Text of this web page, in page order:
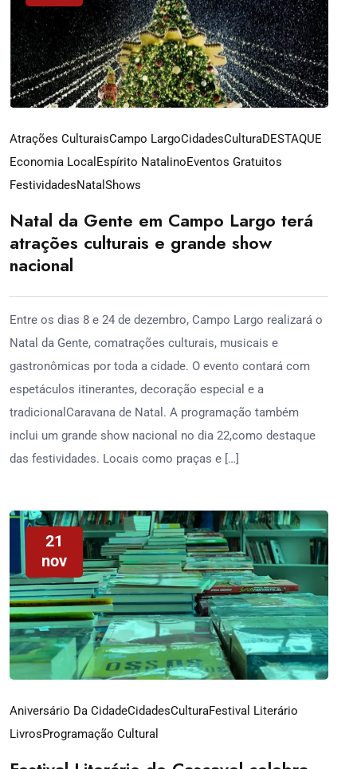
Atrações CulturaisCampo LargoCidadesCulturaDESTAQUE
Economia Local Espírito NatalinoEventos Gratuitos
FestividadesNatal Shows
Natal da Gente em Campo Largo terá
atrações culturais e grande show
nacional
Entre os dias 8 e 24 de dezembro, Campo Largo realizará o
Natal da Gente, comatrações culturais, musicais e
gastronômicas por toda a cidade. O evento contará com
espetáculos itinerantes, decoração especial e a
tradicionalCaravana de Natal. A programação também
inclui um grande show nacional no dia 22,como destaque
das festividades. Locais como praças e […]
21
nov
Aniversário Da CidadeCidadesCulturaFestival Literário
LivrosProgramação Cultural